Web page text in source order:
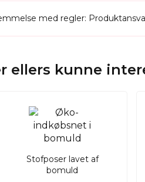
med regler:
ellers kunne
Stofposer lavet af
bomuld